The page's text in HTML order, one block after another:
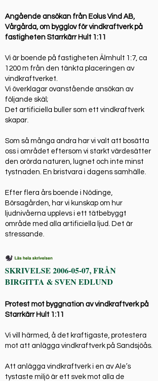
Angående ansökan från Eolus Vind AB,
Vårgårda, om bygglov för vindkraftverk på
fastigheten Starrkärr Hult 1:11
Vi är boende på fastigheten Älmhult 1:7, ca
1200 m från den tänkta placeringen av
vindkraftverket.
Vi överklagar ovanstående ansökan av
följande skäl;
Det artificiella buller som ett vindkraftverk
skapar.
Som så många andra har vi valt att bosätta
oss i området eftersom vi starkt värdesätter
den orörda naturen, lugnet och inte minst
tystnaden. En bristvara i dagens samhälle.
Efter flera års boende i Nödinge,
Börsagården, har vi kunskap om hur
ljudnivåerna upplevs i ett tätbebyggt
område med alla artificiella ljud. Det är
stressande.
SKRIVELSE 2006-05-07, FRÅN
BIRGITTA & SVEN EDLUND
Protest mot byggnation av vindkraftverk på
Starrkärr Hult 1:11
Vi vill härmed, å det kraftigaste, protestera
mot att anlägga vindkraftverk på Sandsjöås.
Att anlägga vindkraftverk i en av Ale’s
tystaste miljö är ett svek mot alla de